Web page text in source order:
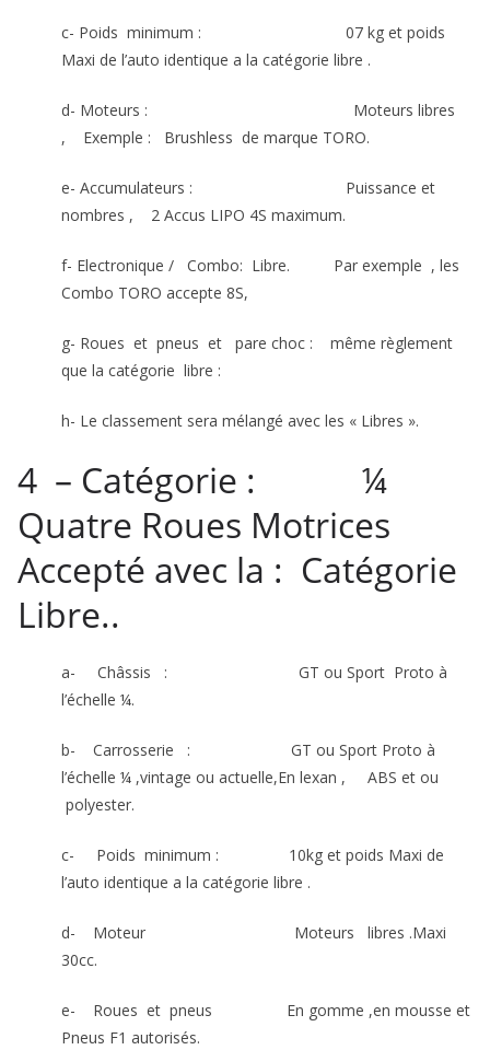
c- Poids minimum : 07 kg et poids
Maxi de l’auto identique a la catégorie libre .
d- Moteurs : Moteurs libres
, Exemple : Brushless de marque TORO.
e- Accumulateurs : Puissance et
nombres , 2 Accus LIPO 4S maximum.
f- Electronique / Combo: Libre. Par exemple , les
Combo TORO accepte 8S,
g- Roues et pneus et pare choc : même règlement
que la catégorie libre :
h- Le classement sera mélangé avec les « Libres ».
4 – Catégorie : ¼
Quatre Roues Motrices
Accepté avec la : Catégorie
Libre..
a- Châssis : GT ou Sport Proto à
l’échelle ¼.
b- Carrosserie : GT ou Sport Proto à
l’échelle ¼ ,vintage ou actuelle,En lexan , ABS et ou
polyester.
c- Poids minimum : 10kg et poids Maxi de
l’auto identique a la catégorie libre .
d- Moteur Moteurs libres .Maxi
30cc.
e- Roues et pneus En gomme ,en mousse et
Pneus F1 autorisés.